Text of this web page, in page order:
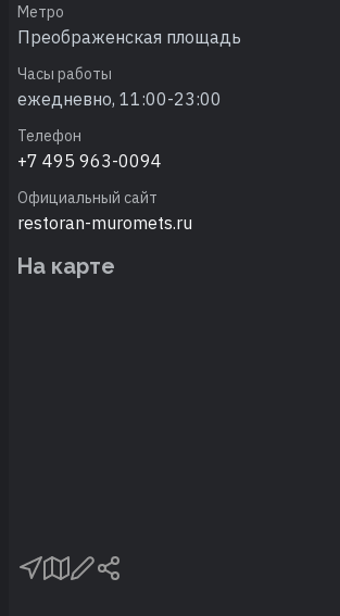
Метро
Преображенская площадь
Часы работы
ежедневно, 11:00-23:00
Телефон
+7 495 963-0094
Официальный сайт
restoran-muromets.ru
На карте